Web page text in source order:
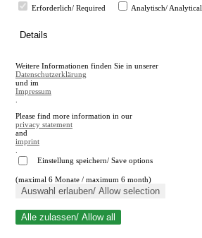
en
A
A
Suche schließen
Erforderlich/ Required
Analytisch/ Analytical
Details
Weitere Informationen finden Sie in unserer
Datenschutzerklärung
und im
Impressum
Please find more information in our
privacy statement
and
imprint
Einstellung speichern/ Save options
(maximal 6 Monate / maximum 6 month)
Auswahl erlauben/ Allow selection
Alle zulassen/ Allow all